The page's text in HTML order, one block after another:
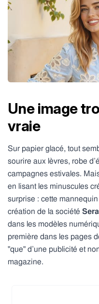
Une image
vraie
Sur papier glacé, tout
sourire aux lèvres, robe
campagnes estivales.
en lisant les minuscules
surprise : cette
création de la société
dans les modèles
première dans les pages
"que" d’une publicité et
magazine.